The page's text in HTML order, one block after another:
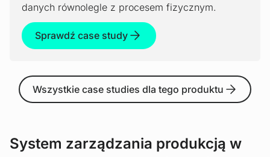
Przemyślany system wymaga niewielkiej
ingerencji w codziennym użytkowaniu. W razie
jakichkolwiek problemów, osoba kontaktowa PSI
Kompatybilność
płynną integrację systemu z istniejącym
oprogramowaniem.
danych równolegle z procesem fizycznym.
Sprawdź case study
Wszystkie case studies dla tego produktu
System zarządzania produkcją w